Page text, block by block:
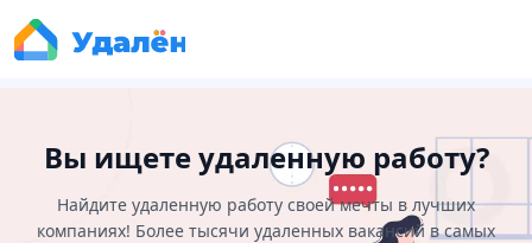
Вы ищете удаленную работу?
Найдите удаленную работу своей мечты в лучших
компаниях! Более тысячи удаленных вакансий в самых